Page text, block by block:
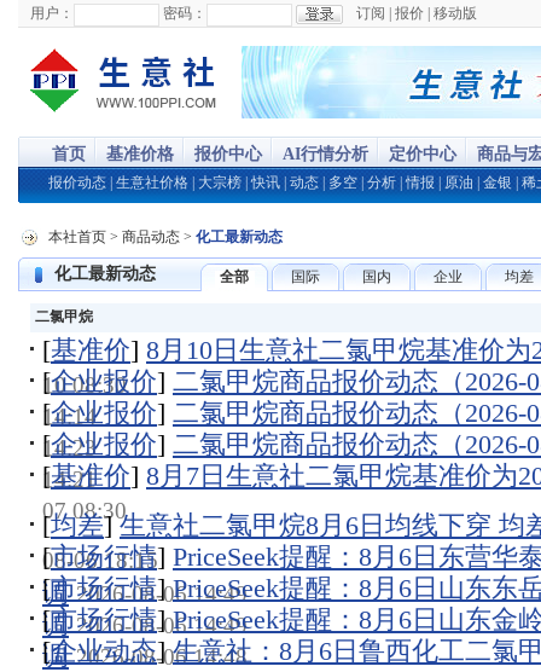
用户： 密码： 订阅 报价 移动版
首页 基准价格 报价中心 AI行情分析 定价中心 商品与
报价动态 生意社价格 大宗榜 |快讯 动态 多空 分析 |情报 原油 金银 稀
本社首页 > 商品动态 > 化工最新动态
化工最新动态 全部 国际 国内 企业 均差
二氯甲烷
[基准价] 8月10日生意社二氯甲烷基准价为
10 08:30
[企业报价] 二氯甲烷商品报价动态（2026-
14:14
[企业报价] 二氯甲烷商品报价动态（2026-
14:23
[企业报价] 二氯甲烷商品报价动态（2026-
14:21
[基准价] 8月7日生意社二氯甲烷基准价为
07 08:30
[均差]生意社二氯甲烷8月6日均线下穿 均
08-06 18:15
[市场行情] PriceSeek提醒：8月6日东营华
调 2026-08-06 14:49
[市场行情]PriceSeek提醒：8月6日山东东
调 2026-08-06 14:49
[市场行情]PriceSeek提醒：8月6日山东金
调 2026-08-06 14:48
[企业动态]生意社：8月6日鲁西化工二氯